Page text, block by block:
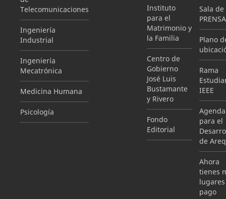
Telecomunicaciones
Ingeniería
Industrial
Ingeniería
Mecatrónica
Medicina Humana
Psicología
Instituto
para el
Matrimonio y
la Familia
Centro de
Gobierno
José Luis
Bustamante
y Rivero
Fondo
Editorial
Sala de
PRENSA
Plano
Rama
IEEE
Agenda
para el
de
Ahora
tienes
pago